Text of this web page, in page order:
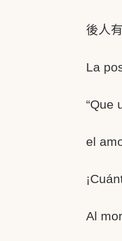
後人
La
“Que
el
Al